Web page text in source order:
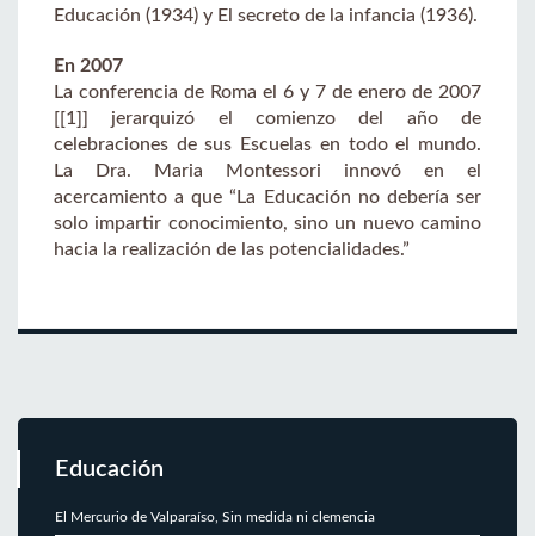
Educación (1934) y El secreto de la infancia (1936).
En 2007
La conferencia de Roma el 6 y 7 de enero de 2007
[[1]] jerarquizó el comienzo del año de
celebraciones de sus Escuelas en todo el mundo.
La Dra. Maria Montessori innovó en el
acercamiento a que “La Educación no debería ser
solo impartir conocimiento, sino un nuevo camino
hacia la realización de las potencialidades.”
Educación
El Mercurio de Valparaíso, Sin medida ni clemencia